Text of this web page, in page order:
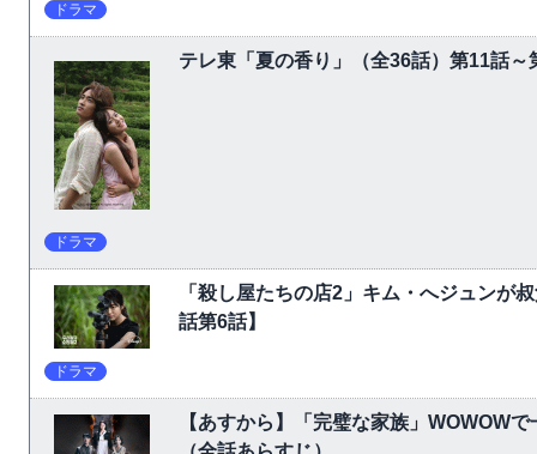
ドラマ
テレ東「夏の香り」（全36話）第11話
ドラマ
「殺し屋たちの店2」キム・へジュンが
話第6話】
ドラマ
【あすから】「完璧な家族」WOWOW